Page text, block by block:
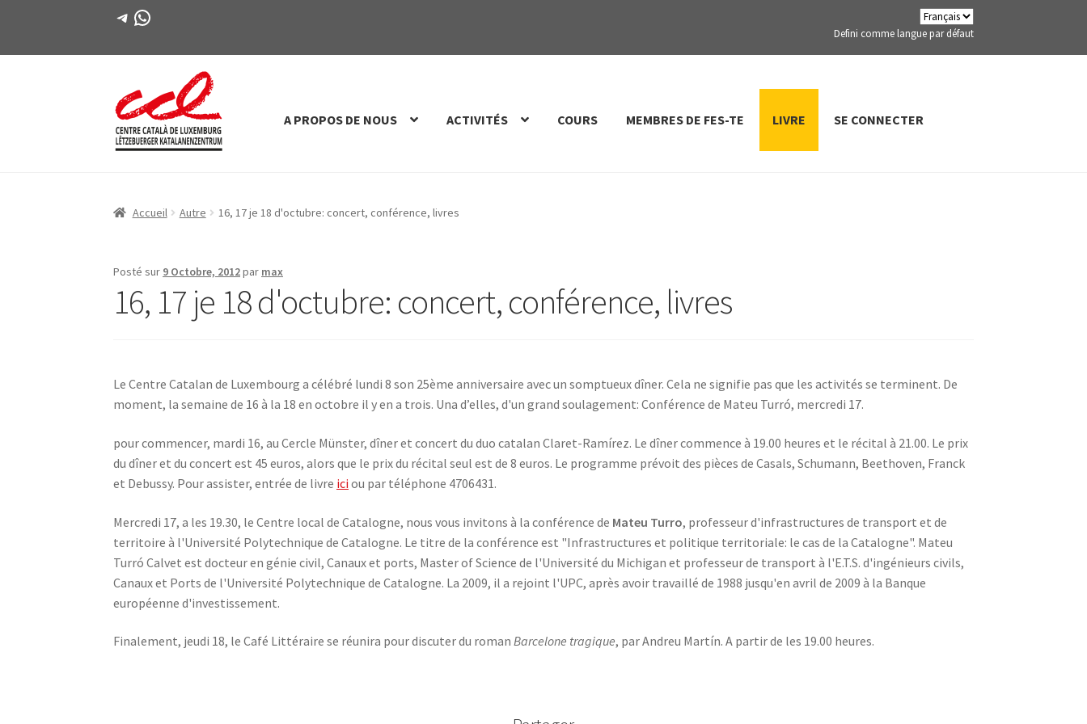
Télégramme
WhatsApp
Defini comme langue par défaut
Passer
à
Aller
au
A PROPOS DE NOUS ACTIVITÉS COURS MEMBRES DE FES-TE LIVRE SE CONNECTER
Accueil Autre 16, 17 je 18 d'octubre: concert, conférence, livres
Posté sur 9 Octobre, 2012par max
16, 17 je 18d'octubre: concert, conférence, livres
Le Centre Catalan de Luxembourg a célébré lundi 8 son 25ème anniversaire avec un somptueux dîner. Cela ne signifie pas que les activités se terminent. De
moment, la semaine de 16 à la 18 en octobre il y en a trois. Una d’elles, d'un grand soulagement: Conférence de Mateu Turró, mercredi 17.
pour commencer, mardi 16, au Cercle Münster, dîner et concert du duo catalan Claret-Ramírez. Le dîner commence à 19.00 heures et le récital à 21.00. Le prix
du dîner et du concert est 45 euros, alors que le prix du récital seul est de 8 euros. Le programme prévoit des pièces de Casals, Schumann, Beethoven, Franck
et Debussy. Pour assister, entrée de livre ici ou par téléphone 4706431.
Mercredi 17, a les 19.30, le Centre local de Catalogne, nous vous invitons à la conférence de Mateu Turro, professeur d'infrastructures de transport et de
territoire à l'Université Polytechnique de Catalogne. Le titre de la conférence est "Infrastructures et politique territoriale: le cas de la Catalogne". Mateu
Turró Calvet est docteur en génie civil, Canaux et ports, Master of Science de l'Université du Michigan et professeur de transport à l'E.T.S. d'ingénieurs civils,
Canaux et Ports de l'Université Polytechnique de Catalogne. La 2009, il a rejoint l'UPC, après avoir travaillé de 1988 jusqu'en avril de 2009 à la Banque
européenne d'investissement.
Finalement, jeudi 18, le Café Littéraire se réunira pour discuter du romanBarcelone tragique, par Andreu Martín. A partir de les 19.00 heures.